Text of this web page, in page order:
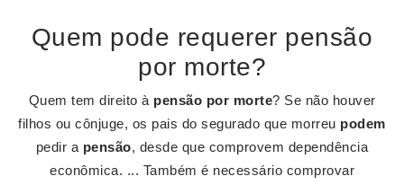
Quem pode requerer pensão
por morte?
Quem tem direito à pensão por morte? Se não houver
filhos ou cônjuge, os pais do segurado que morreu podem
pedir a pensão, desde que comprovem dependência
econômica. ... Também é necessário comprovar